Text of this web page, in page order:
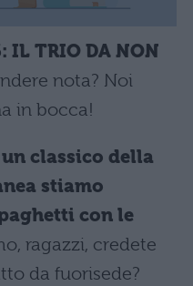
IL TRIO DA NON
nota? Noi
in bocca!
classico della
stiamo
con le
ragazzi, credete
da fuorisede?